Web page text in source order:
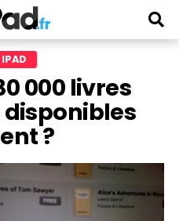
000 livres
?